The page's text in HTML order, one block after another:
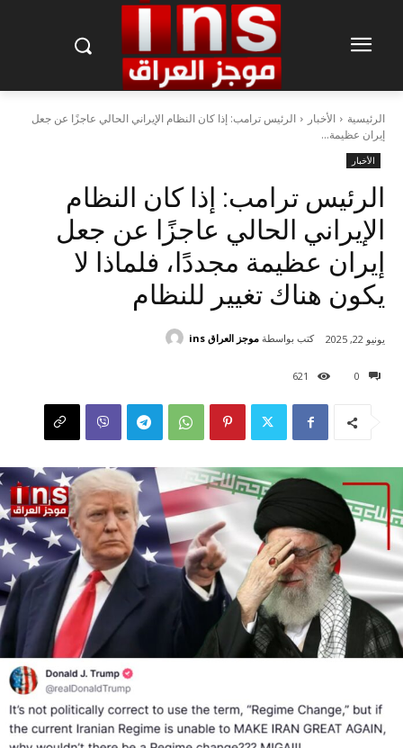
الرئيسية الأخبار
الرئيس ترامب: إذا كان النظام الإيراني الحالي عاجزًا عن جعل
إيران عظيمة...
الأخبار
الرئيس ترامب: إذا كان النظام
الإيراني الحالي عاجزًا عن جعل
إيران عظيمة مجددًا، فلماذا لا
يكون هناك تغيير للنظام
0
621
يونيو 22, 2025 كتب بواسطة موجز العراق ins